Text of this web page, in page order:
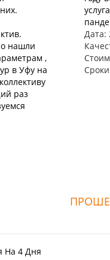
нашли
,
в Уфу на
раз
Дата:
Сроки
На 4 Дня